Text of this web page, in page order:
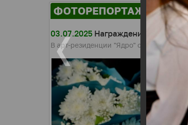
ФОТОРЕПОРТАЖИ
03.07.2025 Награждение ко Дню
В арт-резиденции "Ядро" состоялось